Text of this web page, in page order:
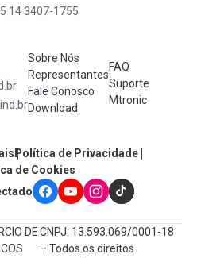
14 3407-1755
Sobre Nós
Representantes
Fale Conosco
Download
FAQ
Suporte
Mtronic
Política de Privacidade
de Cookies
DE CNPJ: 13.593.069/0001-18
– Todos os direitos